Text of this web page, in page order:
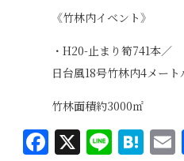
《竹林内イベント》
・H20-止まり筍741本／
日台風18号竹林内4メート
竹林面積約3000㎡
Facebook
X Line